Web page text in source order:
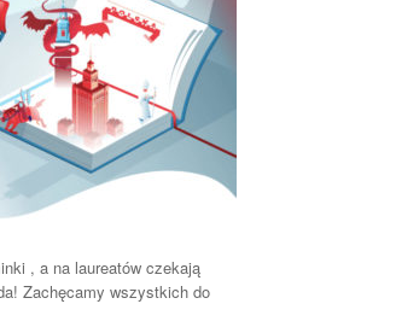
, a na laureatów czekają
Zachęcamy wszystkich do